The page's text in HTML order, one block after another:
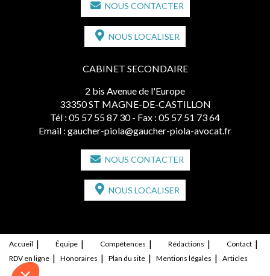
NOUS CONTACTER
NOUS LOCALISER
CABINET SECONDAIRE
2 bis Avenue de l'Europe
33350 ST MAGNE-DE-CASTILLON
Tél : 05 57 55 87 30 - Fax : 05 57 51 73 64
Email : gaucher-piola@gaucher-piola-avocat.fr
NOUS CONTACTER
NOUS LOCALISER
Accueil Équipe Compétences Rédactions
Contact
RDV en ligne
Honoraires Plan du site Mentions légales Articles